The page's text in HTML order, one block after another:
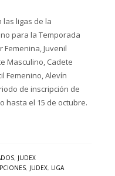
ligas de la
para la Temporada
Femenina, Juvenil
Masculino, Cadete
Femenino, Alevín
de inscripción de
hasta el 15 de octubre.
, JUDEX
, JUDEX, LIGA